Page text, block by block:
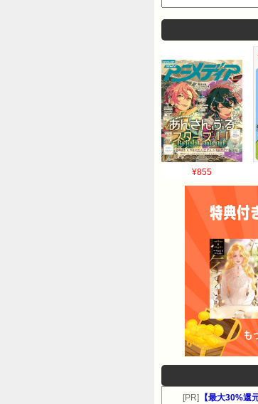
けば名無し 2017/
名無し 2017/05/
ID:B1oLP+TC0 え
ID:OpB3fXhTa 当
いぞ 19:風吹けば
悪いわ 27:風吹け
けば名無し 2017/
ID:6s8rTWc9a 既
名無し 2017/05/
「俺も育休取った
名無し 2017/05/
するってことは産
で来るのか10年
は想定できないよ
いから小さい子供
い もっと言うと
ID:lL9YBYht0 育
んな会社に就職し
いな言い方なの？
間がいる会社に入
いそう 42:風吹け
2017/05/13(土)
¥855
[PR] 【最大30%